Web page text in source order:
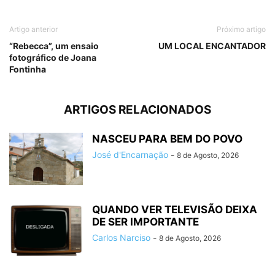
Artigo anterior
“Rebecca”, um ensaio
fotográfico de Joana
Fontinha
Próximo artigo
UM LOCAL ENCANTADOR
ARTIGOS RELACIONADOS
NASCEU PARA BEM DO POVO
José d'Encarnação - 8 de Agosto, 2026
QUANDO VER TELEVISÃO DEIXA
DE SER IMPORTANTE
Carlos Narciso - 8 de Agosto, 2026